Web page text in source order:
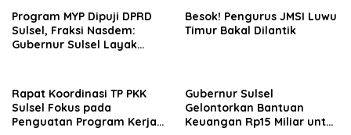
Program MYP Dipuji DPRD
Sulsel, Fraksi Nasdem:
Gubernur Sulsel Layak
Besok! Pengurus JMSI Luwu
Timur Bakal Dilantik
Rapat Koordinasi TP PKK
Sulsel Fokus pada
Penguatan Program Kerja
Gubernur Sulsel
Gelontorkan Bantuan
Keuangan Rp15 Miliar untuk